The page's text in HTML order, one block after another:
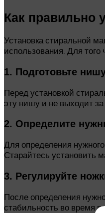
Как правильно
Установка стиральной
использования. Для
1. Подготовьте
Перед установкой
эту нишу и не выходит
2. Определите
Для определения
Старайтесь установить
3. Регулируйте
После определения
стабильность во время